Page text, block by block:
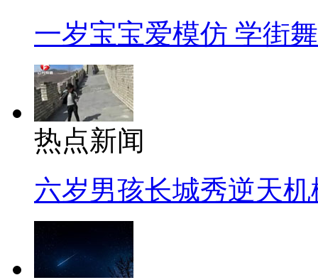
一岁宝宝爱模仿 学街
热点新闻
六岁男孩长城秀逆天机